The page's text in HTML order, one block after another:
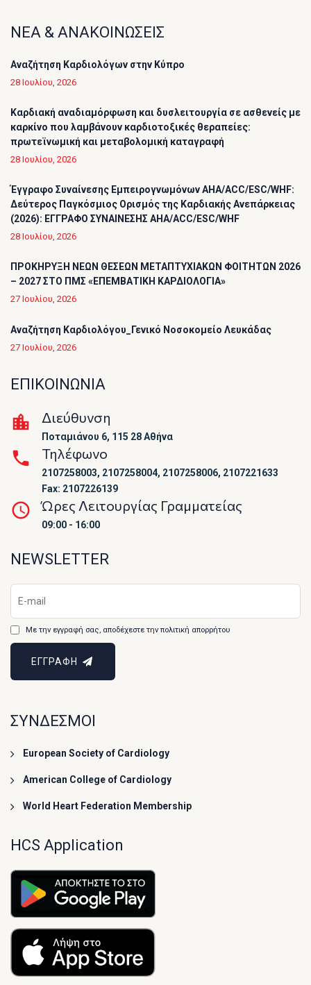
ΝΕΑ & ΑΝΑΚΟΙΝΩΣΕΙΣ
Αναζήτηση Καρδιολόγων στην Κύπρο
28 Ιουλίου, 2026
Καρδιακή αναδιαμόρφωση και δυσλειτουργία σε ασθενείς με
καρκίνο που λαμβάνουν καρδιοτοξικές θεραπείες:
πρωτεϊνωμική και μεταβολομική καταγραφή
28 Ιουλίου, 2026
Έγγραφο Συναίνεσης Εμπειρογνωμόνων AHA/ACC/ESC/WHF:
Δεύτερος Παγκόσμιος Ορισμός της Καρδιακής Ανεπάρκειας
(2026): ΕΓΓΡΑΦΟ ΣΥΝΑΙΝΕΣΗΣ AHA/ACC/ESC/WHF
28 Ιουλίου, 2026
ΠΡΟΚΗΡΥΞΗ ΝΕΩΝ ΘΕΣΕΩΝ ΜΕΤΑΠΤΥΧΙΑΚΩΝ ΦΟΙΤΗΤΩΝ 2026
– 2027 ΣΤΟ ΠΜΣ «ΕΠΕΜΒΑΤΙΚΗ ΚΑΡΔΙΟΛΟΓΙΑ»
27 Ιουλίου, 2026
Αναζήτηση Καρδιολόγου_Γενικό Νοσοκομείο Λευκάδας
27 Ιουλίου, 2026
ΕΠΙΚΟΙΝΩΝΙΑ
Διεύθυνση
Ποταμιάνου 6, 115 28 Αθήνα
Τηλέφωνο
2107258003, 2107258004, 2107258006, 2107221633
Fax: 2107226139
Ώρες Λειτουργίας Γραμματείας
09:00 - 16:00
NEWSLETTER
Με την εγγραφή σας, αποδέχεστε την πολιτική απορρήτου
ΕΓΓΡΑΦΗ
ΣΥΝΔΕΣΜΟΙ
European Society of Cardiology
American College of Cardiology
World Heart Federation Membership
HCS Application